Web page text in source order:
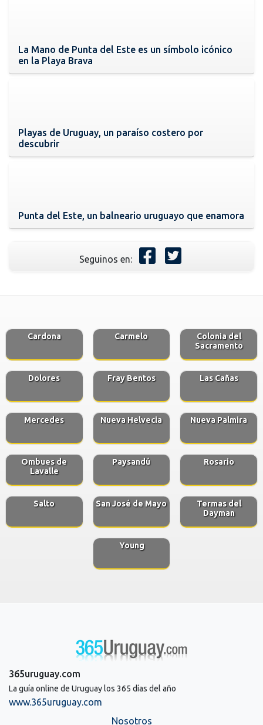
La Mano de Punta del Este es un símbolo icónico
en la Playa Brava
Playas de Uruguay, un paraíso costero por
descubrir
Punta del Este, un balneario uruguayo que enamora
Seguinos en:
Cardona Carmelo
Colonia del
Sacramento
Dolores Fray Bentos Las Cañas
Mercedes Nueva Helvecia Nueva Palmira
Ombues de
Lavalle
Paysandú Rosario
Salto San José de Mayo
Termas del
Dayman
Young
365uruguay.com
La guía online de Uruguay los 365 días del año
www.365uruguay.com
Nosotros